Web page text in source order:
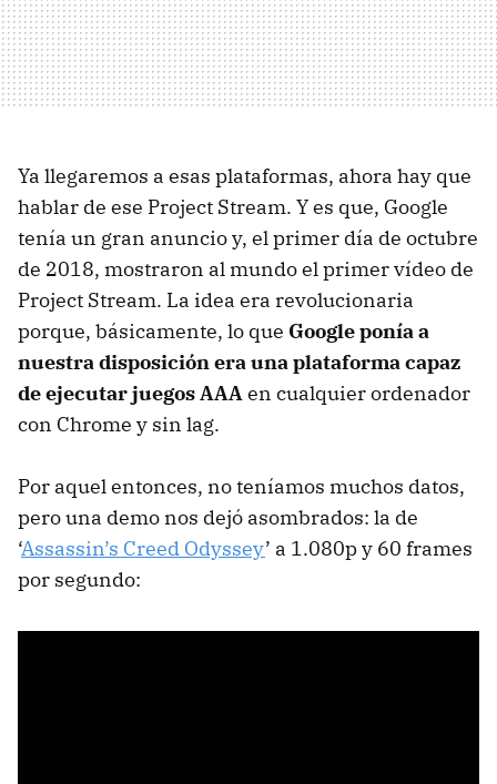
Ya llegaremos a esas plataformas, ahora hay que
hablar de ese Project Stream. Y es que, Google
tenía un gran anuncio y, el primer día de octubre
de 2018, mostraron al mundo el primer vídeo de
Project Stream. La idea era revolucionaria
porque, básicamente, lo que Google ponía a
nuestra disposición era una plataforma capaz
de ejecutar juegos AAAen cualquier ordenador
con Chrome y sin lag.
Por aquel entonces, no teníamos muchos datos,
pero una demo nos dejó asombrados: la de
‘Assassin’s Creed Odyssey’ a 1.080p y 60 frames
por segundo: